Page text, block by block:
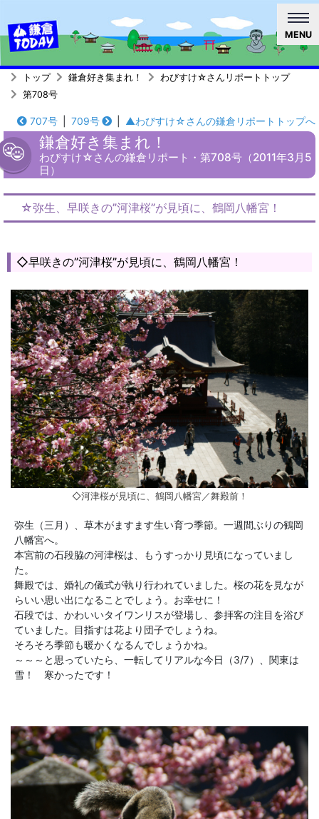
MENU
トップ 鎌倉好き集まれ！
わびすけ☆さんリポートトップ
第708号
707号 709号 ▲わびすけ☆さんの鎌倉リポートトップへ
鎌倉好き集まれ！
わびすけ☆さんの鎌倉リポート・第708号（2011年3月5
日）
☆弥生、早咲きの”河津桜”が見頃に、鶴岡八幡宮！
◇早咲きの”河津桜”が見頃に、鶴岡八幡宮！
◇河津桜が見頃に、鶴岡八幡宮／舞殿前！
弥生（三月）、草木がますます生い育つ季節。一週間ぶりの鶴岡
八幡宮へ。
本宮前の石段脇の河津桜は、もうすっかり見頃になっていまし
た。
舞殿では、婚礼の儀式が執り行われていました。桜の花を見なが
らいい思い出になることでしょう。お幸せに！
石段では、かわいいタイワンリスが登場し、参拝客の注目を浴び
ていました。目指すは花より団子でしょうね。
そろそろ季節も暖かくなるんでしょうかね。
～～～と思っていたら、一転してリアルな今日（3/7）、関東は
雪！ 寒かったです！